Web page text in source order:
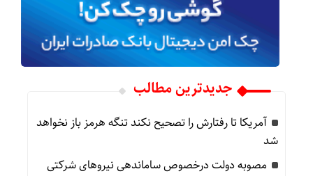
جدیدترین مطالب
آمریکا تا رفتارش را تصحیح نکند تنگه هرمز باز نخواهد
شد
مصوبه دولت درخصوص ساماندهی نیروهای شرکتی